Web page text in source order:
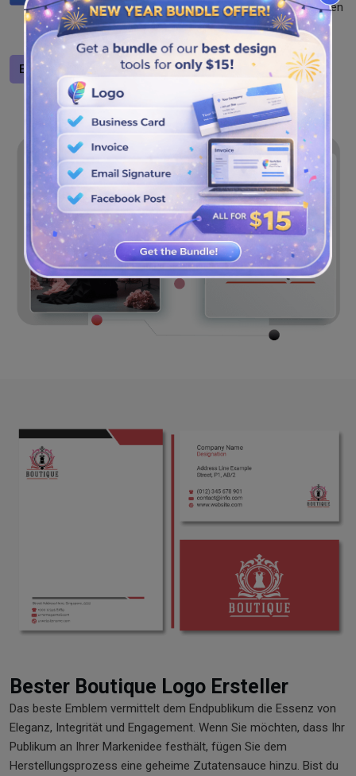
darin, das Design herunterzuladen und in den Formaten
SVG, JPG und PNG zu speichern, um es problemlos
überall zu teilen.
Entwerfen Sie ein Logo
Bester Boutique Logo Ersteller
Das beste Emblem vermittelt dem Endpublikum die Essenz von
Eleganz, Integrität und Engagement. Wenn Sie möchten, dass Ihr
Publikum an Ihrer Markenidee festhält, fügen Sie dem
Herstellungsprozess eine geheime Zutatensauce hinzu. Bist du